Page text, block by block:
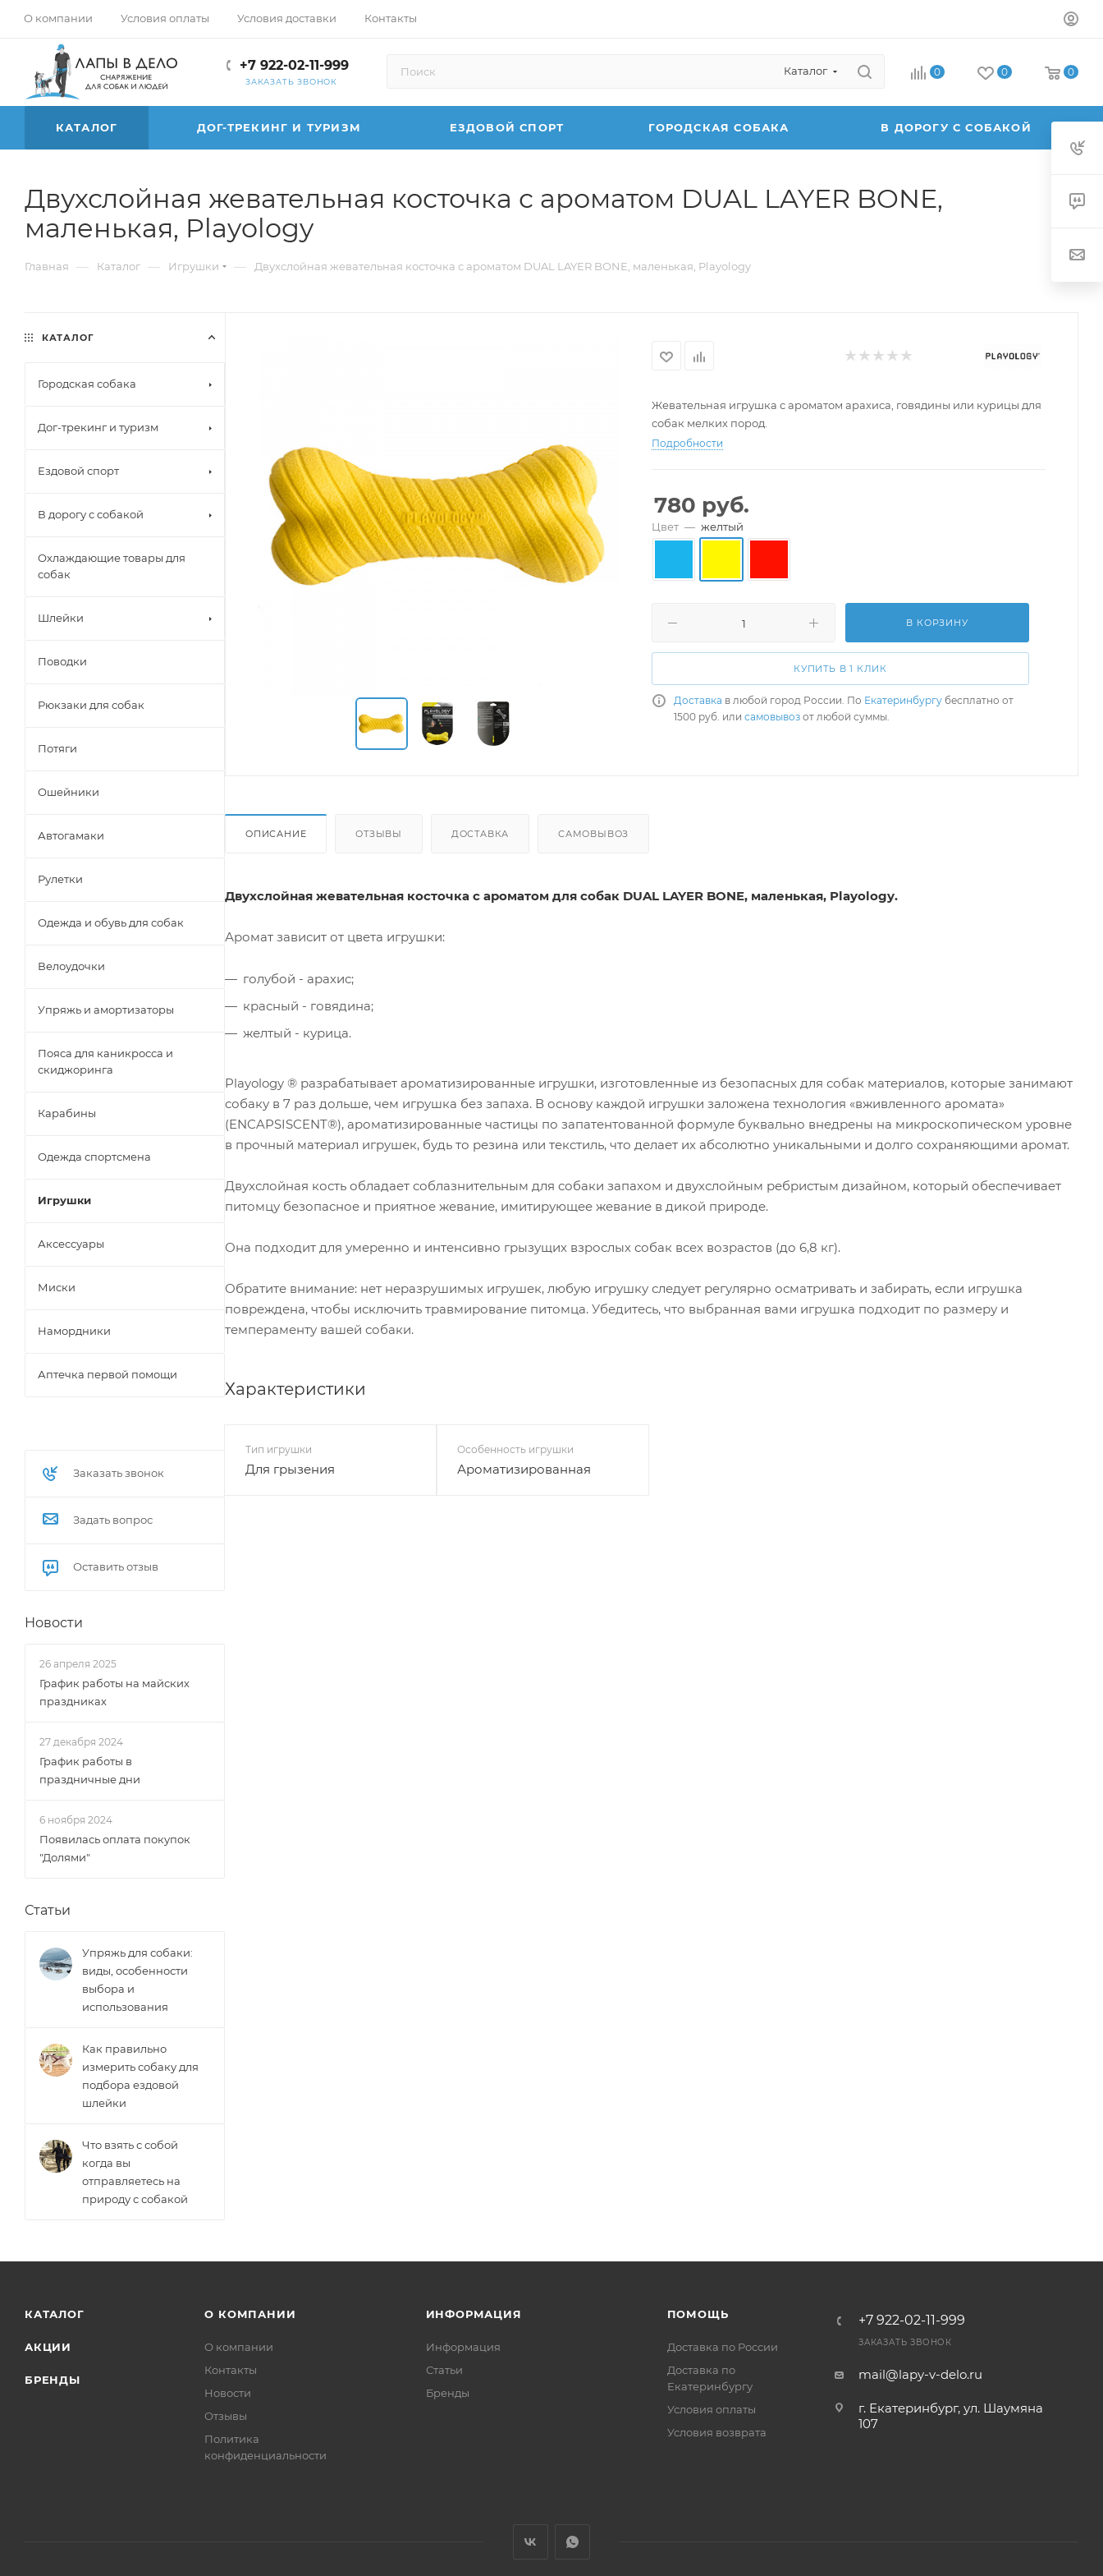
О компании Условия оплаты Условия доставки Контакты
+7 922-02-11-999
ЗАКАЗАТЬ ЗВОНОК
Каталог 0 0 0
КАТАЛОГ ДОГ-ТРЕКИНГ И ТУРИЗМ ЕЗДОВОЙ СПОРТ ГОРОДСКАЯ СОБАКА В ДОРОГУ С СОБАКОЙ
Двухслойная жевательная косточка с ароматом DUAL LAYER BONE,
маленькая, Playology
Главная — Каталог — Игрушки — Двухслойная жевательная косточка с ароматом DUAL LAYER BONE, маленькая, Playology
Жевательная игрушка с ароматом арахиса, говядины или курицы для
собак мелких пород.
Подробности
780 руб.
Цвет — желтый
В КОРЗИНУ
КУПИТЬ В 1 КЛИК
Доставка в любой город России. По Екатеринбургу бесплатно от
1500 руб. или самовывоз от любой суммы.
ОПИСАНИЕ ОТЗЫВЫ ДОСТАВКА САМОВЫВОЗ
Двухслойная жевательная косточка с ароматом для собак DUAL LAYER BONE, маленькая, Playology.
Аромат зависит от цвета игрушки:
голубой - арахис;
красный - говядина;
желтый - курица.
Playology ® разрабатывает ароматизированные игрушки, изготовленные из безопасных для собак материалов, которые занимают
собаку в 7 раз дольше, чем игрушка без запаха. В основу каждой игрушки заложена технология «вживленного аромата»
(ENCAPSISCENT®), ароматизированные частицы по запатентованной формуле буквально внедрены на микроскопическом уровне
в прочный материал игрушек, будь то резина или текстиль, что делает их абсолютно уникальными и долго сохраняющими аромат.
Двухслойная кость обладает соблазнительным для собаки запахом и двухслойным ребристым дизайном, который обеспечивает
питомцу безопасное и приятное жевание, имитирующее жевание в дикой природе.
Она подходит для умеренно и интенсивно грызущих взрослых собак всех возрастов (до 6,8 кг).
Обратите внимание: нет неразрушимых игрушек, любую игрушку следует регулярно осматривать и забирать, если игрушка
повреждена, чтобы исключить травмирование питомца. Убедитесь, что выбранная вами игрушка подходит по размеру и
темпераменту вашей собаки.
Характеристики
Тип игрушки
Для грызения
Особенность игрушки
Ароматизированная
КАТАЛОГ
Городская собака
Дог-трекинг и туризм
Ездовой спорт
В дорогу с собакой
Охлаждающие товары для
собак
Шлейки
Поводки
Рюкзаки для собак
Потяги
Ошейники
Автогамаки
Рулетки
Одежда и обувь для собак
Велоудочки
Упряжь и амортизаторы
Пояса для каникросса и
скиджоринга
Карабины
Одежда спортсмена
Игрушки
Аксессуары
Миски
Намордники
Аптечка первой помощи
Заказать звонок
Задать вопрос
Оставить отзыв
Новости
26 апреля 2025
График работы на майских
праздниках
27 декабря 2024
График работы в
праздничные дни
6 ноября 2024
Появилась оплата покупок
"Долями"
Статьи
Упряжь для собаки:
виды, особенности
выбора и
использования
Как правильно
измерить собаку для
подбора ездовой
шлейки
Что взять с собой
когда вы
отправляетесь на
природу с собакой
КАТАЛОГ
АКЦИИ
БРЕНДЫ
О КОМПАНИИ
О компании
Контакты
Новости
Отзывы
Политика
конфиденциальности
ИНФОРМАЦИЯ
Информация
Статьи
Бренды
ПОМОЩЬ
Доставка по России
Доставка по
Екатеринбургу
Условия оплаты
Условия возврата
+7 922-02-11-999
ЗАКАЗАТЬ ЗВОНОК
mail@lapy-v-delo.ru
г. Екатеринбург, ул. Шаумяна
107